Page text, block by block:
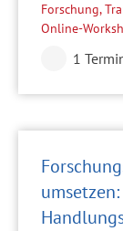
Forschung,
Online-
1